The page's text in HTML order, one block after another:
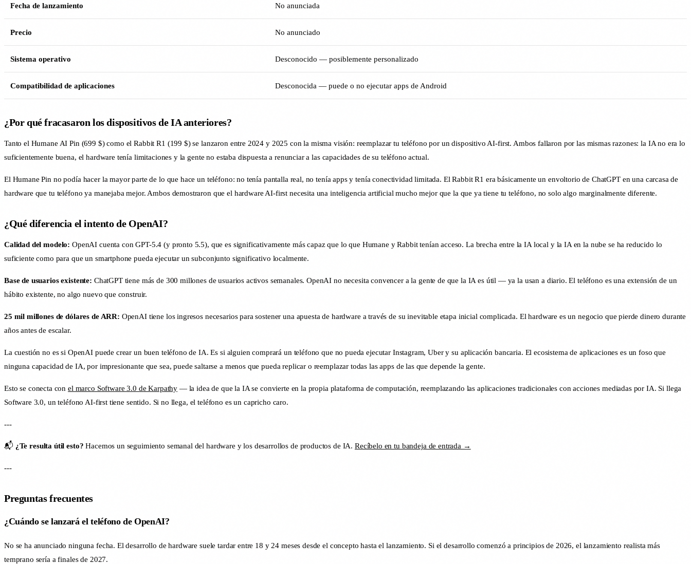
Fecha de lanzamiento No anunciada
Precio No anunciado
Sistema operativo Desconocido — posiblemente personalizado
Compatibilidad de aplicaciones Desconocida — puede o no ejecutar apps de Android
¿Por qué fracasaron los dispositivos de IA anteriores?
Tanto el Humane AI Pin (699 $) como el Rabbit R1 (199 $) se lanzaron entre 2024 y 2025 con la misma visión: reemplazar tu teléfono por un dispositivo AI-first. Ambos fallaron por las mismas razones: la IA no era lo
suficientemente buena, el hardware tenía limitaciones y la gente no estaba dispuesta a renunciar a las capacidades de su teléfono actual.
El Humane Pin no podía hacer la mayor parte de lo que hace un teléfono: no tenía pantalla real, no tenía apps y tenía conectividad limitada. El Rabbit R1 era básicamente un envoltorio de ChatGPT en una carcasa de
hardware que tu teléfono ya manejaba mejor. Ambos demostraron que el hardware AI-first necesita una inteligencia artificial mucho mejor que la que ya tiene tu teléfono, no solo algo marginalmente diferente.
¿Qué diferencia el intento de OpenAI?
Calidad del modelo: OpenAI cuenta con GPT-5.4 (y pronto 5.5), que es significativamente más capaz que lo que Humane y Rabbit tenían acceso. La brecha entre la IA local y la IA en la nube se ha reducido lo
suficiente como para que un smartphone pueda ejecutar un subconjunto significativo localmente.
Base de usuarios existente: ChatGPT tiene más de 300 millones de usuarios activos semanales. OpenAI no necesita convencer a la gente de que la IA es útil — ya la usan a diario. El teléfono es una extensión de un
hábito existente, no algo nuevo que construir.
25 mil millones de dólares de ARR: OpenAI tiene los ingresos necesarios para sostener una apuesta de hardware a través de su inevitable etapa inicial complicada. El hardware es un negocio que pierde dinero durante
años antes de escalar.
La cuestión no es si OpenAI puede crear un buen teléfono de IA. Es si alguien comprará un teléfono que no pueda ejecutar Instagram, Uber y su aplicación bancaria. El ecosistema de aplicaciones es un foso que
ninguna capacidad de IA, por impresionante que sea, puede saltarse a menos que pueda replicar o reemplazar todas las apps de las que depende la gente.
Esto se conecta con el marco Software 3.0 de Karpathy — la idea de que la IA se convierte en la propia plataforma de computación, reemplazando las aplicaciones tradicionales con acciones mediadas por IA. Si llega
Software 3.0, un teléfono AI-first tiene sentido. Si no llega, el teléfono es un capricho caro.
---
📬 ¿Te resulta útil esto? Hacemos un seguimiento semanal del hardware y los desarrollos de productos de IA. Recíbelo en tu bandeja de entrada →
---
Preguntas frecuentes
¿Cuándo se lanzará el teléfono de OpenAI?
No se ha anunciado ninguna fecha. El desarrollo de hardware suele tardar entre 18 y 24 meses desde el concepto hasta el lanzamiento. Si el desarrollo comenzó a principios de 2026, el lanzamiento realista más
temprano sería a finales de 2027.